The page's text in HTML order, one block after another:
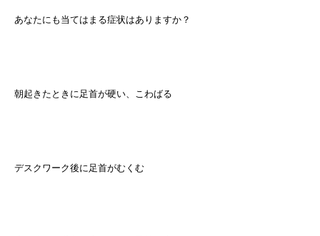
あなたにも当てはまる症状はありますか？
朝起きたときに足首が硬い、こわばる
デスクワーク後に足首がむくむ